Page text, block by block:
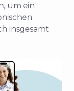
um ein
insgesamt